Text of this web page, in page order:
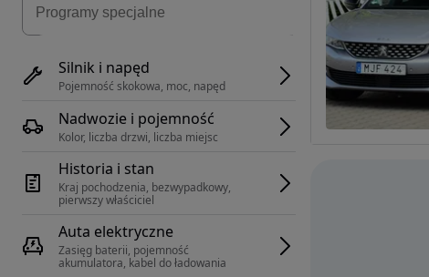
Silnik i napęd
Pojemność skokowa, moc, napęd
Nadwozie i pojemność
Kolor, liczba drzwi, liczba miejsc
Historia i stan
Kraj pochodzenia, bezwypadkowy,
pierwszy właściciel
Auta elektryczne
Zasięg baterii, pojemność
akumulatora, kabel do ładowania